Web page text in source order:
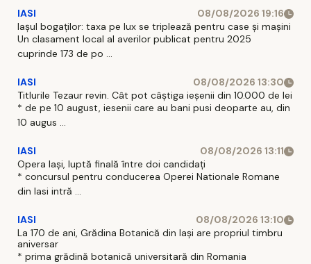
IASI
08/08/2026 19:16
Iașul bogaților: taxa pe lux se triplează pentru case și mașini
Un clasament local al averilor publicat pentru 2025
cuprinde 173 de po ...
IASI
08/08/2026 13:30
Titlurile Tezaur revin. Cât pot câștiga ieșenii din 10.000 de lei
* de pe 10 august, iesenii care au bani pusi deoparte au, din
10 augus ...
IASI
08/08/2026 13:11
Opera Iași, luptă finală între doi candidați
* concursul pentru conducerea Operei Nationale Romane
din Iasi intră ...
IASI
08/08/2026 13:10
La 170 de ani, Grădina Botanică din Iași are propriul timbru
aniversar
* prima grădină botanică universitară din Romania